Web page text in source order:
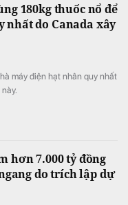
hành kiến tạo một hành trình
phúc độc bản, khó quên
180kg thuốc nổ để
nhất do Canada xây
máy điện hạt nhân quy nhất
hơn 7.000 tỷ đồng
do trích lập dự